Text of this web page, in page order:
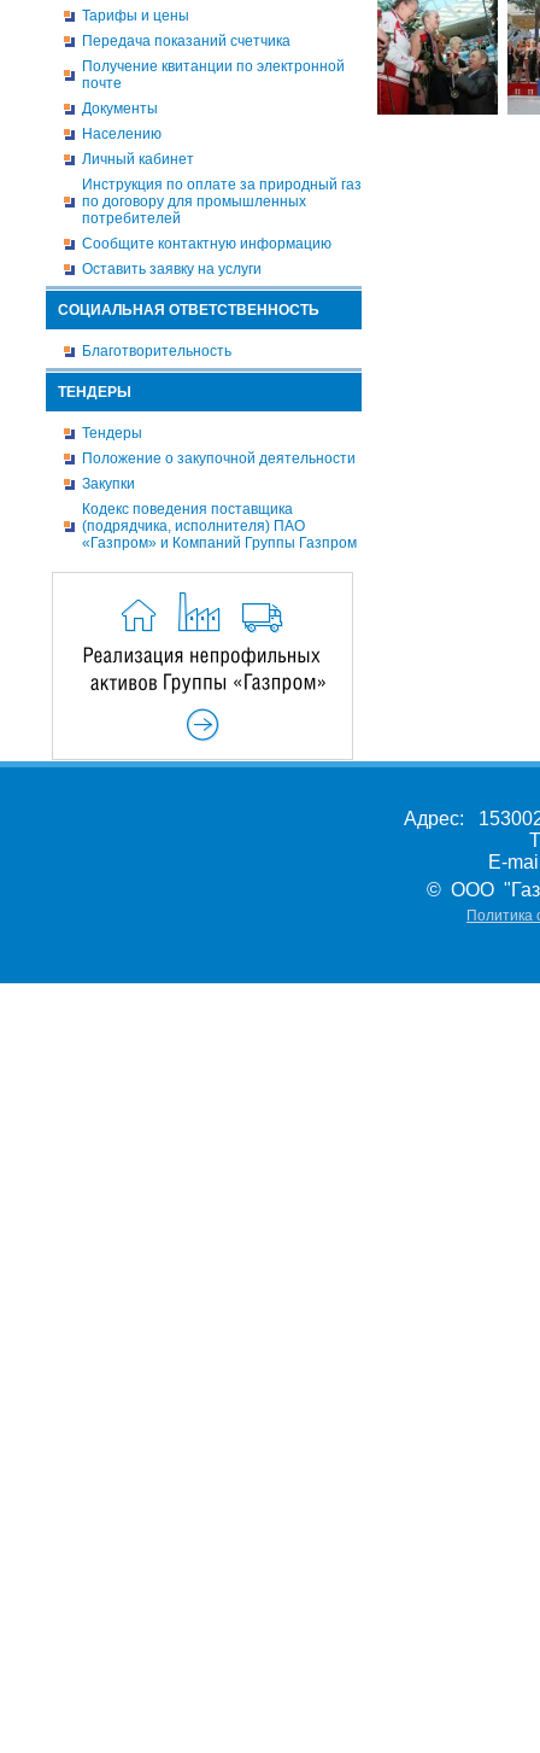
Тарифы и цены
Передача показаний счетчика
Получение квитанции по электронной
почте
Документы
Населению
Личный кабинет
Инструкция по оплате за природный газ
по договору для промышленных
потребителей
Сообщите контактную информацию
Оставить заявку на услуги
СОЦИАЛЬНАЯ ОТВЕТСТВЕННОСТЬ
Благотворительность
ТЕНДЕРЫ
Тендеры
Положение о закупочной деятельности
Закупки
Кодекс поведения поставщика
(подрядчика, исполнителя) ПАО
«Газпром» и Компаний Группы Газпром
Адрес:
E-
© ООО
Политика